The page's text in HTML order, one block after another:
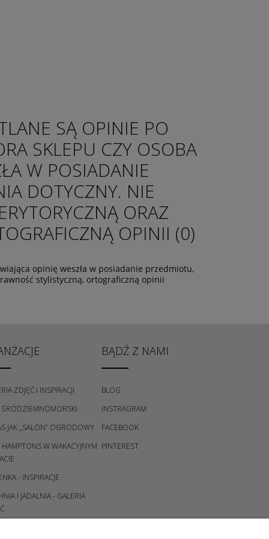
SĄ OPINIE PO
SKLEPU CZY OSOBA
W POSIADANIE
DOTYCZNY. NIE
ORAZ
OPINII (0)
opinię weszła w posiadanie przedmiotu,
stylistyczną, ortograficzną opinii
ZDJĘĆ I INSPIRACJI
ŚRÓDZIEMNOMORSKI
JAK „SALON” OGRODOWY
HAMPTONS W WAKACYJNYM
- INSPIRACJE
I JADALNIA - GALERIA
BĄDŹ Z NAMI
BLOG
INSTRAGRAM
FACEBOOK
PINTEREST